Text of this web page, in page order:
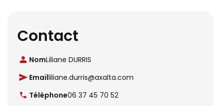
Contact
NomLiliane DURRIS
Emailliliane.durris@axalta.com
Téléphone06 37 45 70 52